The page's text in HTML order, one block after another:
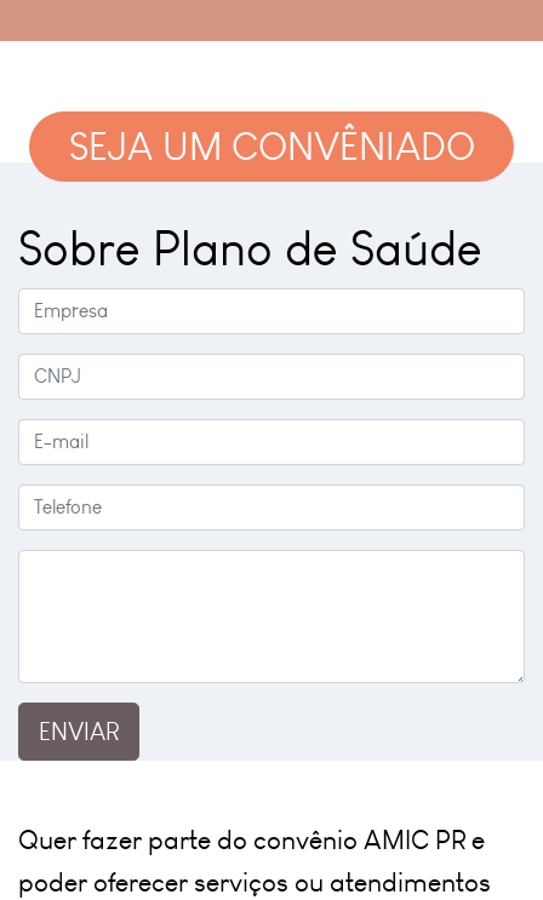
SEJA UM CONVÊNIADO
Sobre Plano de Saúde
ENVIAR
Quer fazer parte do convênio AMIC PR e
poder oferecer serviços ou atendimentos